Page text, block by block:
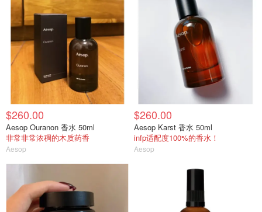
$260.00
Aesop Ouranon 香水 50ml
非常非常浓稠的木质药香
Aesop
$260.00
Aesop Karst 香水 50ml
infp适配度100%的香水！
Aesop